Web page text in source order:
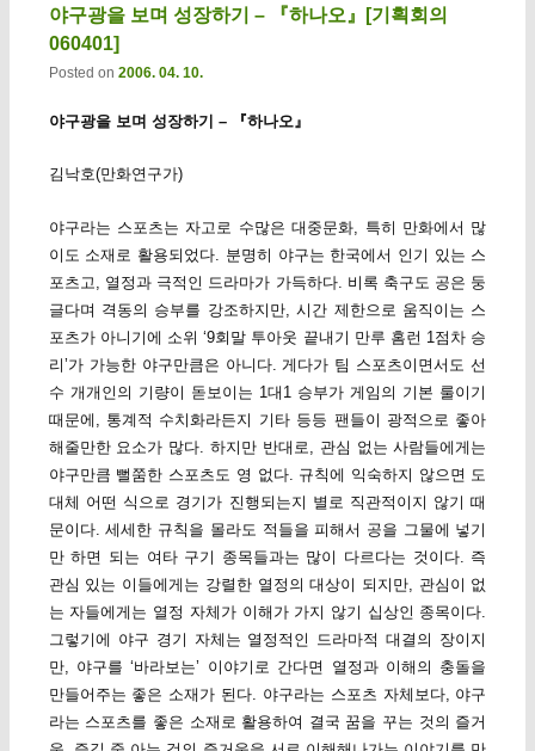
야구광을 보며 성장하기 – 『하나오』[기획회의
060401]
Posted on 2006. 04. 10.
야구광을 보며 성장하기 – 『하나오』
김낙호(만화연구가)
야구라는 스포츠는 자고로 수많은 대중문화, 특히 만화에서 많
이도 소재로 활용되었다. 분명히 야구는 한국에서 인기 있는 스
포츠고, 열정과 극적인 드라마가 가득하다. 비록 축구도 공은 둥
글다며 격동의 승부를 강조하지만, 시간 제한으로 움직이는 스
포츠가 아니기에 소위 ‘9회말 투아웃 끝내기 만루 홈런 1점차 승
리’가 가능한 야구만큼은 아니다. 게다가 팀 스포츠이면서도 선
수 개개인의 기량이 돋보이는 1대1 승부가 게임의 기본 룰이기
때문에, 통계적 수치화라든지 기타 등등 팬들이 광적으로 좋아
해줄만한 요소가 많다. 하지만 반대로, 관심 없는 사람들에게는
야구만큼 뻘쭘한 스포츠도 영 없다. 규칙에 익숙하지 않으면 도
대체 어떤 식으로 경기가 진행되는지 별로 직관적이지 않기 때
문이다. 세세한 규칙을 몰라도 적들을 피해서 공을 그물에 넣기
만 하면 되는 여타 구기 종목들과는 많이 다르다는 것이다. 즉
관심 있는 이들에게는 강렬한 열정의 대상이 되지만, 관심이 없
는 자들에게는 열정 자체가 이해가 가지 않기 십상인 종목이다.
그렇기에 야구 경기 자체는 열정적인 드라마적 대결의 장이지
만, 야구를 ‘바라보는’ 이야기로 간다면 열정과 이해의 충돌을
만들어주는 좋은 소재가 된다. 야구라는 스포츠 자체보다, 야구
라는 스포츠를 좋은 소재로 활용하여 결국 꿈을 꾸는 것의 즐거